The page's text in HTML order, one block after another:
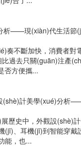
析——現(xiàn)代生活節
奏不斷加快，消費者對
過去只關(guān)注產
否方便攜...
(shè)計美學(xué)分析
歷史中，外觀設(shè)
(jī)、耳機(jī)到智能穿
能，也...